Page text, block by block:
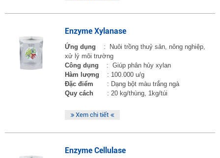
Enzyme Xylanase
Ứng dụng : Nuôi trồng thuỷ sản, nông nghiệp,
xử lý môi trường
Công dụng : Giúp phân hủy xylan
Hàm lượng : 100.000 u/g
Đặc điểm
: Dạng bột màu trắng ngà
Quy cách : 20 kg/thùng, 1kg/túi
Xem chi tiết
Enzyme Cellulase